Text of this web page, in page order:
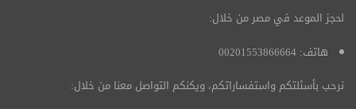
لحجز الموعد في مصر من خلال:
هاتف: 00201553866664
نرحب بأسئلتكم واستفساراتكم، ويكنكم التواصل معنا من خلال: